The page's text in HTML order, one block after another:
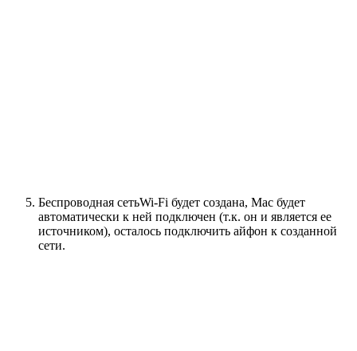
Беспроводная сетьWi-Fi будет создана, Mac будет
автоматически к ней подключен (т.к. он и является ее
источником), осталось подключить айфон к созданной
сети.